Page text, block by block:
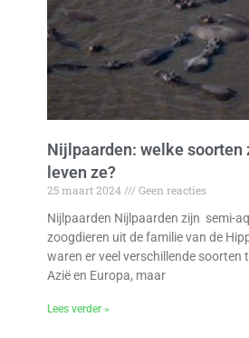
Nijlpaarden: welke soorten
leven ze?
25 maart 2024
Geen reacties
Nijlpaarden Nijlpaarden zijn semi-
zoogdieren uit de familie van de
waren er veel verschillende soorten
Azië en Europa, maar
Lees verder »